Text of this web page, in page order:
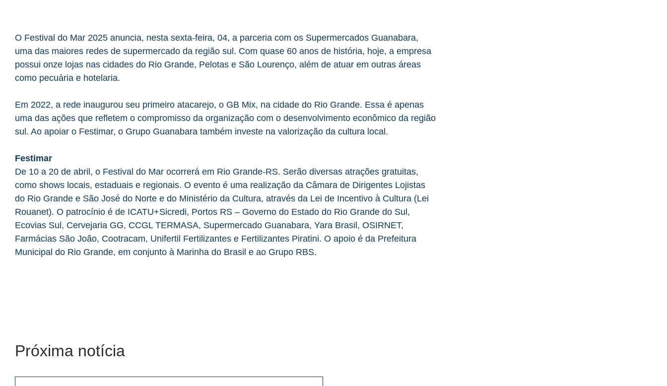
O Festival do Mar 2025 anuncia, nesta sexta-feira, 04, a parceria com os Supermercados Guanabara,
uma das maiores redes de supermercado da região sul. Com quase 60 anos de história, hoje, a empresa
possui onze lojas nas cidades do Rio Grande, Pelotas e São Lourenço, além de atuar em outras áreas
como pecuária e hotelaria.
Em 2022, a rede inaugurou seu primeiro atacarejo, o GB Mix, na cidade do Rio Grande. Essa é apenas
uma das ações que refletem o compromisso da organização com o desenvolvimento econômico da região
sul. Ao apoiar o Festimar, o Grupo Guanabara também investe na valorização da cultura local.
Festimar
De 10 a 20 de abril, o Festival do Mar ocorrerá em Rio Grande-RS. Serão diversas atrações gratuitas,
como shows locais, estaduais e regionais. O evento é uma realização da Câmara de Dirigentes Lojistas
do Rio Grande e São José do Norte e do Ministério da Cultura, através da Lei de Incentivo à Cultura (Lei
Rouanet). O patrocínio é de ICATU+Sicredi, Portos RS – Governo do Estado do Rio Grande do Sul,
Ecovias Sul, Cervejaria GG, CCGL TERMASA, Supermercado Guanabara, Yara Brasil, OSIRNET,
Farmácias São João, Cootracam, Unifertil Fertilizantes e Fertilizantes Piratini. O apoio é da Prefeitura
Municipal do Rio Grande, em conjunto à Marinha do Brasil e ao Grupo RBS.
Próxima notícia